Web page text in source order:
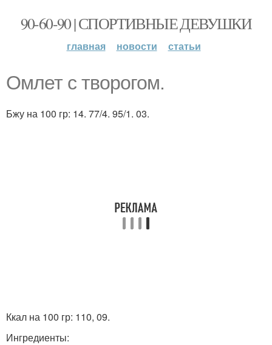
90-60-90 | СПОРТИВНЫЕ ДЕВУШКИ
главная новости статьи
Омлет с творогом.
Бжу на 100 гр: 14. 77/4. 95/1. 03.
Ккал на 100 гр: 110, 09.
Ингредиенты: